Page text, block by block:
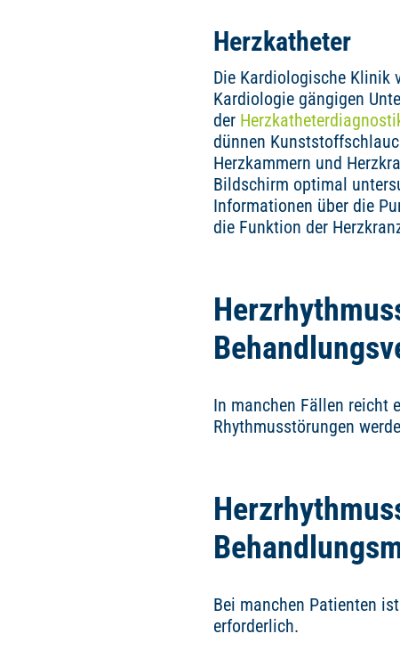
Herzkatheter
Die Kardiologische Klinik
Kardiologie gängigen
der
dünnen
Herzkammern und
Bildschirm optimal
Informationen über die
die Funktion der
In manchen Fällen reicht
Rhythmusstörungen
Bei manchen Patienten
erforderlich.